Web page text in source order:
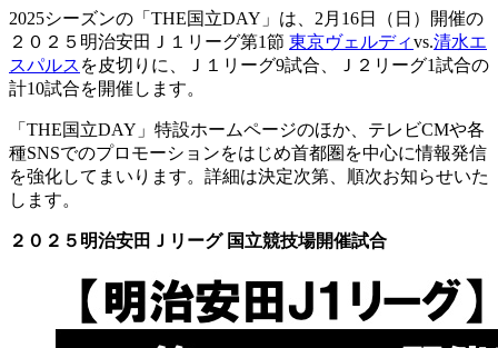
2025シーズンの「THE国立DAY」は、2月16日（日）開催の
２０２５明治安田Ｊ１リーグ第1節 東京ヴェルディvs.清水エ
スパルス を皮切りに、Ｊ１リーグ9試合、Ｊ２リーグ1試合の
計10試合を開催します。
「THE国立DAY」特設ホームページのほか、テレビCMや各
種SNSでのプロモーションをはじめ首都圏を中心に情報発信
を強化してまいります。詳細は決定次第、順次お知らせいた
します。
２０２５明治安田Ｊリーグ 国立競技場開催試合